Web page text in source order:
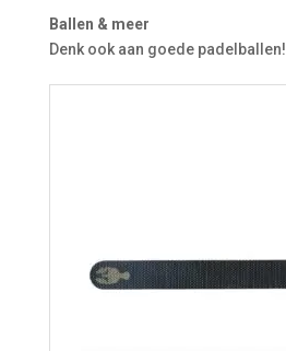
Ballen & meer
Denk ook aan goede padelballen!